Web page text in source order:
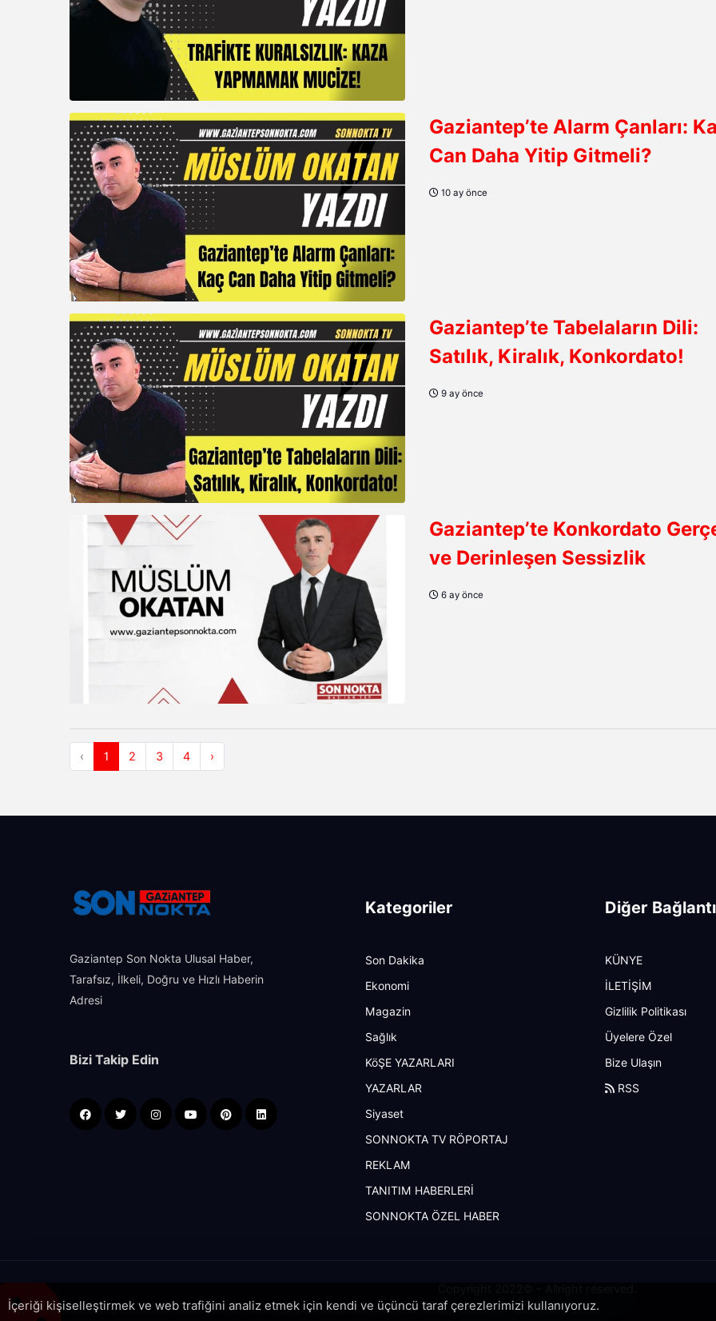
Gaziantep’te Alarm Çanları:
Can Daha Yitip Gitmeli?
10 ay önce
Gaziantep’te Tabelaların Dili:
Satılık, Kiralık, Konkordato!
9 ay önce
Gaziantep’te Konkordato
ve Derinleşen Sessizlik
6 ay önce
‹ 1 2 3 4 ›
Gaziantep Son Nokta Ulusal Haber,
Tarafsız, İlkeli, Doğru ve Hızlı Haberin
Adresi
Bizi Takip Edin
Kategoriler
Son Dakika
Ekonomi
Magazin
Sağlık
KöŞE YAZARLARI
YAZARLAR
Siyaset
SONNOKTA TV RÖPORTAJ
REKLAM
TANITIM HABERLERİ
SONNOKTA ÖZEL HABER
Diğer
KÜNYE
İLETİŞİM
Gizlilik Politikası
Üyelere Özel
Bize Ulaşın
RSS
İçeriği kişiselleştirmek ve web trafiğini analiz etmek için kendi ve üçüncü taraf çerezlerimizi kullanıyoruz.